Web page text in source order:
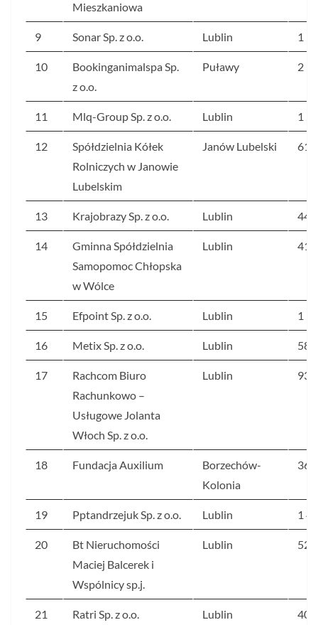
Mieszkaniowa
9 Sonar Sp. z o.o. Lublin 1
10
Bookinganimalspa Sp.
z o.o.
Puławy 2
11 Mlq-Group Sp. z o.o. Lublin 1
12
Spółdzielnia Kółek
Rolniczych w Janowie
Lubelskim
Janów Lubelski 618
13 Krajobrazy Sp. z o.o. Lublin 448
14
Gminna Spółdzielnia
Samopomoc Chłopska
w Wólce
Lublin 411
15 Efpoint Sp. z o.o. Lublin 1
16 Metix Sp. z o.o. Lublin 586
17
Rachcom Biuro
Rachunkowo –
Usługowe Jolanta
Włoch Sp. z o.o.
Lublin 939
18 Fundacja Auxilium
Borzechów-
Kolonia
364
19 Pptandrzejuk Sp. z o.o. Lublin 1
20
Bt Nieruchomości
Maciej Balcerek i
Wspólnicy sp.j.
Lublin 529
21 Ratri Sp. z o.o. Lublin 401